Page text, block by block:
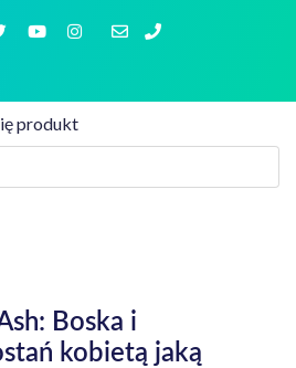
produkt
Boska i
kobietą jaką